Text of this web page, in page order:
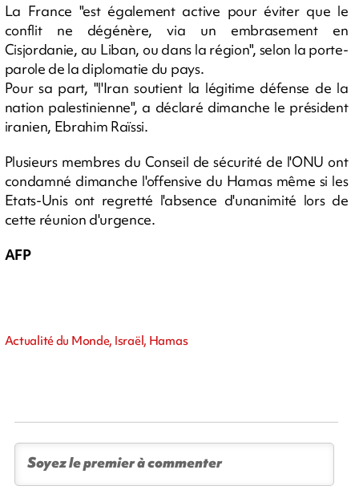
La France "est également active pour éviter que le
conflit ne dégénère, via un embrasement en
Cisjordanie, au Liban, ou dans la région", selon la porte-
parole de la diplomatie du pays.
Pour sa part, "l'Iran soutient la légitime défense de la
nation palestinienne", a déclaré dimanche le président
iranien, Ebrahim Raïssi.
Plusieurs membres du Conseil de sécurité de l'ONU ont
condamné dimanche l'offensive du Hamas même si les
Etats-Unis ont regretté l'absence d'unanimité lors de
cette réunion d'urgence.
AFP
Actualité du Monde, Israël, Hamas